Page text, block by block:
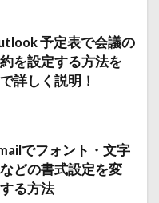
予定表で会議の
を設定する方法を
詳しく説明！
でフォント・文字
どの書式設定を変
る方法